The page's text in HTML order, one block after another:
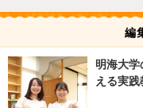
編
明海大
える実